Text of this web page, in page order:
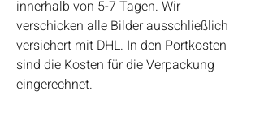
innerhalb von 5-7 Tagen. Wir
verschicken alle Bilder ausschließlich
versichert mit DHL. In den Portkosten
sind die Kosten für die Verpackung
eingerechnet.